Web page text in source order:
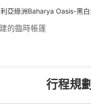
亞綠洲Baharya Oasis-黑
的臨時帳篷
行程規劃